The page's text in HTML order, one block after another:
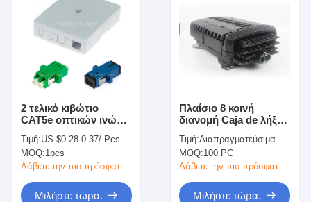
2 τελικό κιβώτιο
CAT5e οπτικών ινών
προσαρμοστές
πλεξίδων
Τιμή:US $0.28-0.37/ Pcs
MOQ:1pcs
Λάβετε την πιο πρόσφατη τιμή
Μιλήστε τώρα.
Πλαίσιο 8 κοινή
διανομή Caja de λήξης
24cores IP68
Τιμή:Διαπραγματεύσιμα
MOQ:100 PC
Μιλήστε τώρα.